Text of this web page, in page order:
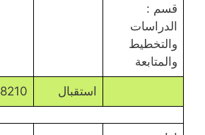
قسم :
الدراسات
والتخطيط
والمتابعة
استقبال 8210